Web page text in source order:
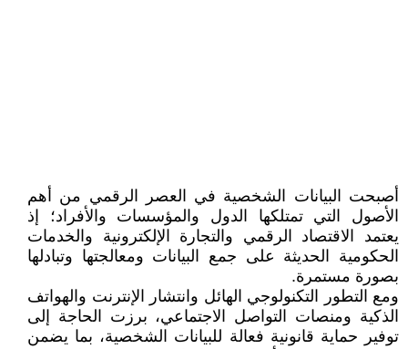
أصبحت البيانات الشخصية في العصر الرقمي من أهم
الأصول التي تمتلكها الدول والمؤسسات والأفراد؛ إذ
يعتمد الاقتصاد الرقمي والتجارة الإلكترونية والخدمات
الحكومية الحديثة على جمع البيانات ومعالجتها وتبادلها
بصورة مستمرة.
ومع التطور التكنولوجي الهائل وانتشار الإنترنت والهواتف
الذكية ومنصات التواصل الاجتماعي، برزت الحاجة إلى
توفير حماية قانونية فعالة للبيانات الشخصية، بما يضمن